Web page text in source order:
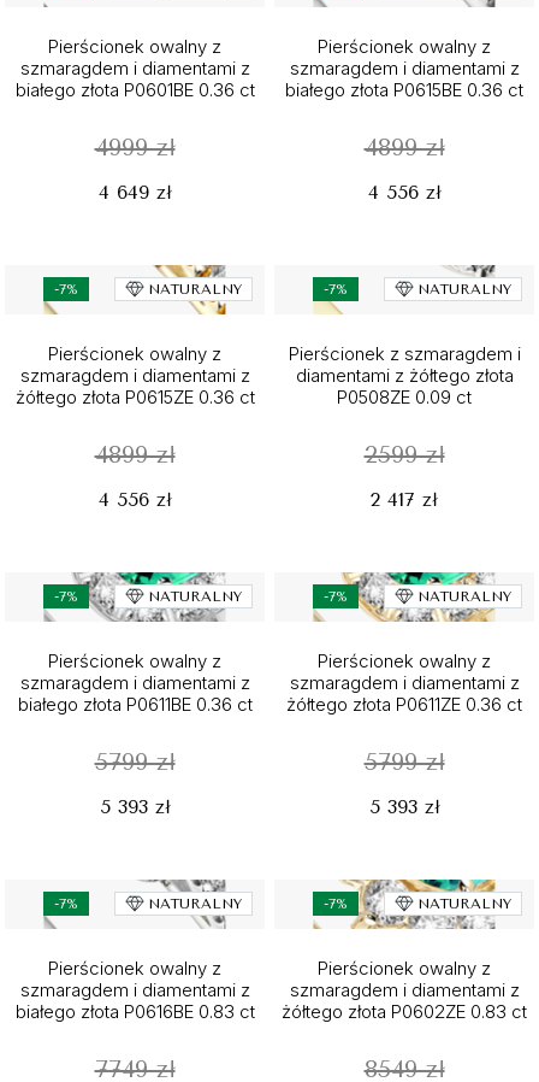
Pierścionek owalny z
szmaragdem i diamentami z
białego złota P0601BE 0.36 ct
4999 zł
4 649 zł
Pierścionek owalny z
szmaragdem i diamentami z
białego złota P0615BE 0.36 ct
4899 zł
4 556 zł
-7% NATURALNY
Pierścionek owalny z
szmaragdem i diamentami z
żółtego złota P0615ZE 0.36 ct
4899 zł
4 556 zł
-7% NATURALNY
Pierścionek z szmaragdem i
diamentami z żółtego złota
P0508ZE 0.09 ct
2599 zł
2 417 zł
-7% NATURALNY
Pierścionek owalny z
szmaragdem i diamentami z
białego złota P0611BE 0.36 ct
5799 zł
5 393 zł
-7% NATURALNY
Pierścionek owalny z
szmaragdem i diamentami z
żółtego złota P0611ZE 0.36 ct
5799 zł
5 393 zł
-7% NATURALNY
Pierścionek owalny z
szmaragdem i diamentami z
białego złota P0616BE 0.83 ct
7749 zł
-7% NATURALNY
Pierścionek owalny z
szmaragdem i diamentami z
żółtego złota P0602ZE 0.83 ct
8549 zł